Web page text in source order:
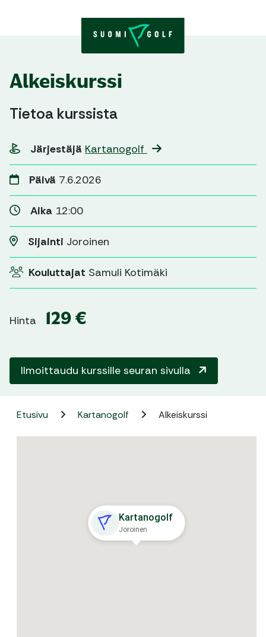
Alkeiskurssi
Tietoa kurssista
Järjestäjä Kartanogolf
Päivä 7.6.2026
Aika 12:00
Sijainti Joroinen
Kouluttajat Samuli Kotimäki
Hinta 129 €
Ilmoittaudu kurssille seuran sivulla
Etusivu Kartanogolf Alkeiskurssi
Kartanogolf
Joroinen